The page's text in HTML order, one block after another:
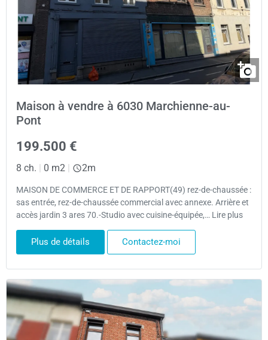
Maison à vendre à 6030 Marchienne-au-
Pont
199.500 €
8 ch. | 0 m2 | 2m
MAISON DE COMMERCE ET DE RAPPORT(49) rez-de-chaussée :
sas entrée, rez-de-chaussée commercial avec annexe. Arrière et
accès jardin 3 ares 70.-Studio avec cuisine-équipée,… Lire plus
Plus de détails Contactez-moi